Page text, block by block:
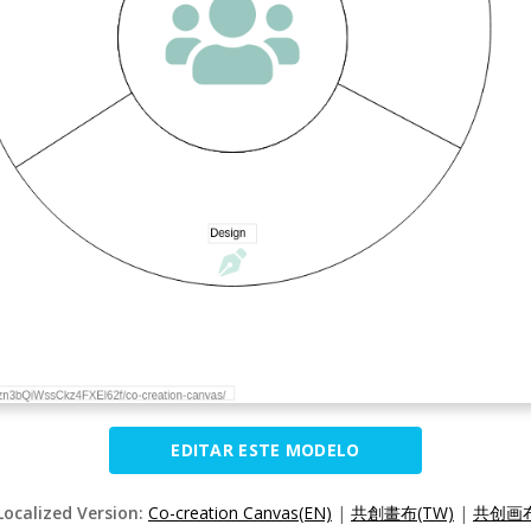
EDITAR ESTE MODELO
Version: Co-creation Canvas(EN) | 共創畫布(TW) | 共创画